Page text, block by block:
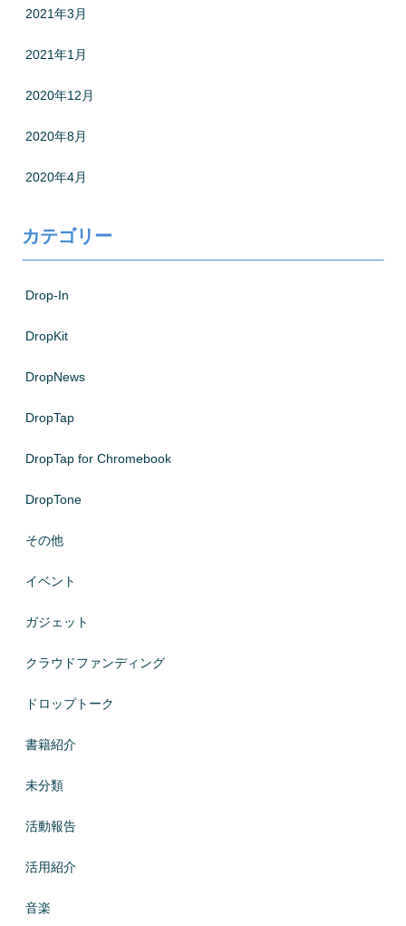
2021年3月
2021年1月
2020年12月
2020年8月
2020年4月
カテゴリー
Drop-In
DropKit
DropNews
DropTap
DropTap for Chromebook
DropTone
その他
イベント
ガジェット
クラウドファンディング
ドロップトーク
書籍紹介
未分類
活動報告
活用紹介
音楽